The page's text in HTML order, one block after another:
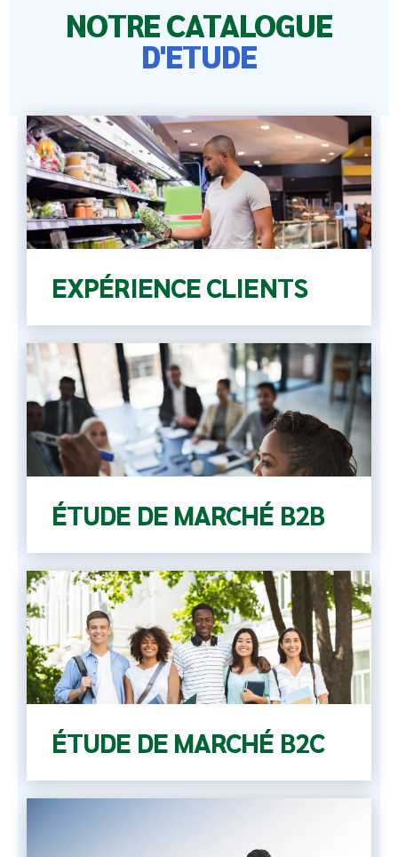
NOTRE CATALOGUE
D'ETUDE
EXPÉRIENCE CLIENTS
ÉTUDE DE MARCHÉ B2B
ÉTUDE DE MARCHÉ B2C